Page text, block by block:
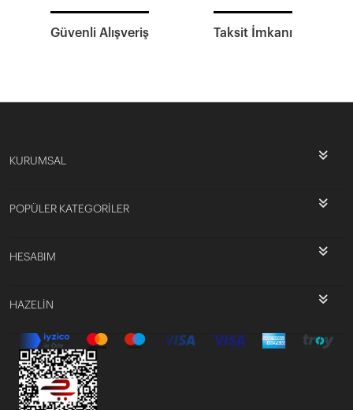
Güvenli Alışveriş Taksit İmkanı
KURUMSAL
POPÜLER KATEGORİLER
HESABIM
HAZELİN